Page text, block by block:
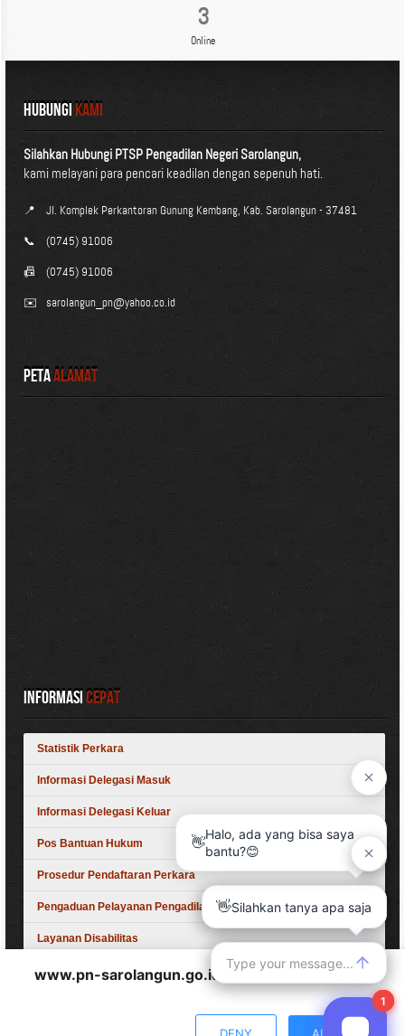
3
Online
HUBUNGIKAMI
Silahkan Hubungi PTSP Pengadilan Negeri Sarolangun,
kami melayani para pencari keadilan dengan sepenuh hati.
📍
Jl. Komplek Perkantoran Gunung Kembang, Kab. Sarolangun - 37481
📞
(0745) 91006
📠
(0745) 91006
✉️
sarolangun_pn@yahoo.co.id
PetaAlamat
InformasiCepat
Statistik Perkara
Informasi Delegasi Masuk
Informasi Delegasi Keluar
Pos Bantuan Hukum
Prosedur Pendaftaran Perkara
Pengaduan Pelayanan Pengadilan
Layanan Disabilitas
Siap, Excellent, Nyaman, Unggul, Melayani
www.pn-sarolangun.go.id wants to play speech
DENY ALLOW